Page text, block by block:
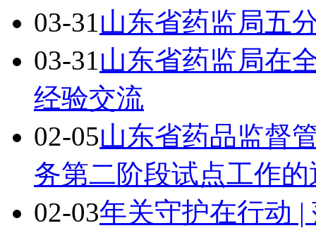
03-31山东省药监局五
03-31山东省药监局在
经验交流
02-05山东省药品监督
务第二阶段试点工作的
02-03年关守护在行动